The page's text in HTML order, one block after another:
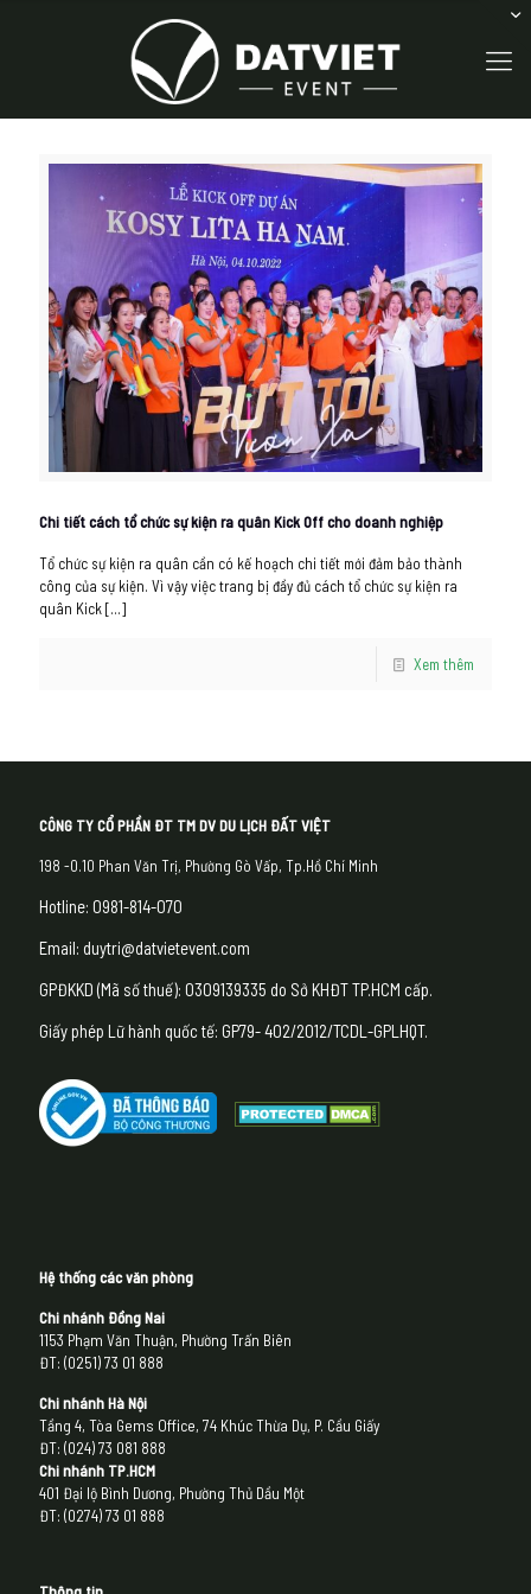
Chi tiết cách tổ chức sự kiện ra quân Kick Off cho doanh nghiệp
Tổ chức sự kiện ra quân cần có kế hoạch chi tiết mới đảm bảo thành
công của sự kiện. Vì vậy việc trang bị đầy đủ cách tổ chức sự kiện ra
quân Kick[…]
Xem thêm
CÔNG TY CỔ PHẦN ĐT TM DV DU LỊCH ĐẤT VIỆT
198 -0.10 Phan Văn Trị, Phường Gò Vấp, Tp.Hồ Chí Minh
Hotline: 0981-814-070
Email: duytri@datvietevent.com
GPĐKKD (Mã số thuế): 0309139335 do Sở KHĐT TP.HCM cấp.
Giấy phép Lữ hành quốc tế: GP79- 402/2012/TCDL-GPLHQT.
Hệ thống các văn phòng
Chi nhánh Đồng Nai
1153 Phạm Văn Thuận, Phường Trấn Biên
ĐT: (0251) 73 01 888
Chi nhánh Hà Nội
Tầng 4, Tòa Gems Office, 74 Khúc Thừa Dụ, P. Cầu Giấy
ĐT: (024) 73 081 888
Chi nhánh TP.HCM
401 Đại lộ Bình Dương, Phường Thủ Dầu Một
ĐT: (0274) 73 01 888